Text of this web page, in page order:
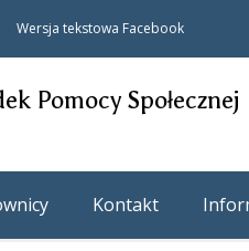
Wersja tekstowa Facebook
Pomocy Społecznej
Kontakt